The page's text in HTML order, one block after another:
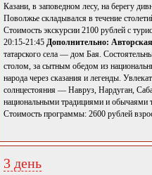
Казани, в заповедном лесу, на берегу
Поволжье складывался в течение
Стоимость экскурсии 2100 рублей с
20:15-21:45 Дополнительно:
татарского села — дом Бая.
столом, за сытным обедом из
народа через сказания и легенды.
солнцестояния — Навруз, Нардуган,
национальными традициями и обычаями
Стоимость программы: 2600 рублей
3 день